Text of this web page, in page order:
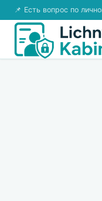
📌 Есть вопрос по